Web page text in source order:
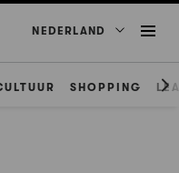
NEDERLAND
SHOPPING